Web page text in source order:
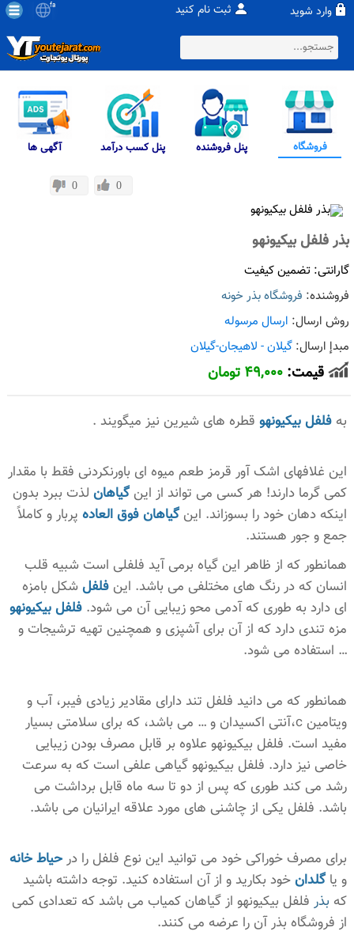
وارد شوید ثبت نام کنید fa
فروشگاه پنل فروشنده پنل کسب درآمد آگهی ها
0 0
بذر فلفل بیکیونهو
گارانتی: تضمین کیفیت
فروشنده: فروشگاه بذر خونه
روش ارسال: ارسال مرسوله
مبدإ ارسال: گیلان - لاهیجان-گیلان
قیمت:49,000 تومان
به فلفل بیکیونهو قطره های شیرین نیز میگویند .
این غلافهای اشک آور قرمز طعم میوه ای باورنکردنی فقط با مقدار
کمی گرما دارند! هر کسی می تواند از این گیاهان لذت ببرد بدون
اینکه دهان خود را بسوزاند. این گیاهان فوق العاده پربار و کاملاً
جمع و جور هستند.
همانطور که از ظاهر این گیاه برمی آید فلفلی است شبیه قلب
انسان که در رنگ های مختلفی می باشد. این فلفل شکل بامزه
ای دارد به طوری که آدمی محو زیبایی آن می شود. فلفل بیکیونهو
مزه تندی دارد که از آن برای آشپزی و همچنین تهیه ترشیجات و
… استفاده می شود.
همانطور که می دانید فلفل تند دارای مقادیر زیادی فیبر، آب و
ویتامین c،آنتی اکسیدان و … می باشد، که برای سلامتی بسیار
مفید است. فلفل بیکیونهو علاوه بر قابل مصرف بودن زیبایی
خاصی نیز دارد. فلفل بیکیونهو گیاهی علفی است که به سرعت
رشد می کند طوری که پس از دو تا سه ماه قابل برداشت می
باشد. فلفل یکی از چاشنی های مورد علاقه ایرانیان می باشد.
برای مصرف خوراکی خود می توانید این نوع فلفل را درحیاط خانه
و یا گلدانخود بکارید و از آن استفاده کنید. توجه داشته باشید
که بذرفلفل بیکیونهو از گیاهان کمیاب می باشد که تعدادی کمی
از فروشگاه بذر آن را عرضه می کنند.